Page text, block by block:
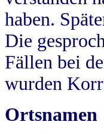
haben.
Die
Fällen bei
wurden
Ortsnamen